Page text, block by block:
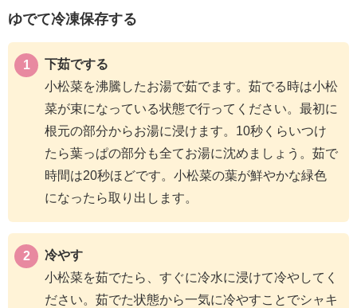
ゆでて冷凍保存する
下茹でする
小松菜を沸騰したお湯で茹でます。茹でる時は小松
菜が束になっている状態で行ってください。最初に
根元の部分からお湯に浸けます。10秒くらいつけ
たら葉っぱの部分も全てお湯に沈めましょう。茹で
時間は20秒ほどです。小松菜の葉が鮮やかな緑色
になったら取り出します。
冷やす
小松菜を茹でたら、すぐに冷水に浸けて冷やしてく
ださい。茹でた状態から一気に冷やすことでシャキ